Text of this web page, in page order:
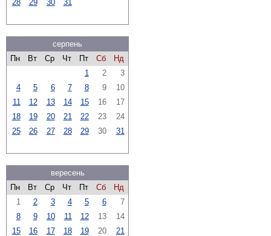
28 29 30 31
серпень
Пн
Вт Ср Чт Пт Сб
Нд
1
2
3
4
5 6 7 8 9
10
11
12 13 14 15 16
17
18
19 20 21 22 23
24
25
26 27 28 29 30 31
вересень
Пн
Вт Ср Чт Пт Сб
Нд
1
2 3 4 5 6
7
8
9 10 11 12 13
14
15
16 17 18 19 20
21